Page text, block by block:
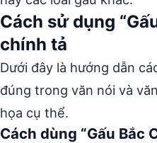
Cách sử dụng
chính tả
Dưới đây là hướng dẫn
đúng trong văn nói và
họa cụ thể.
Cách dùng “Gấu Bắc